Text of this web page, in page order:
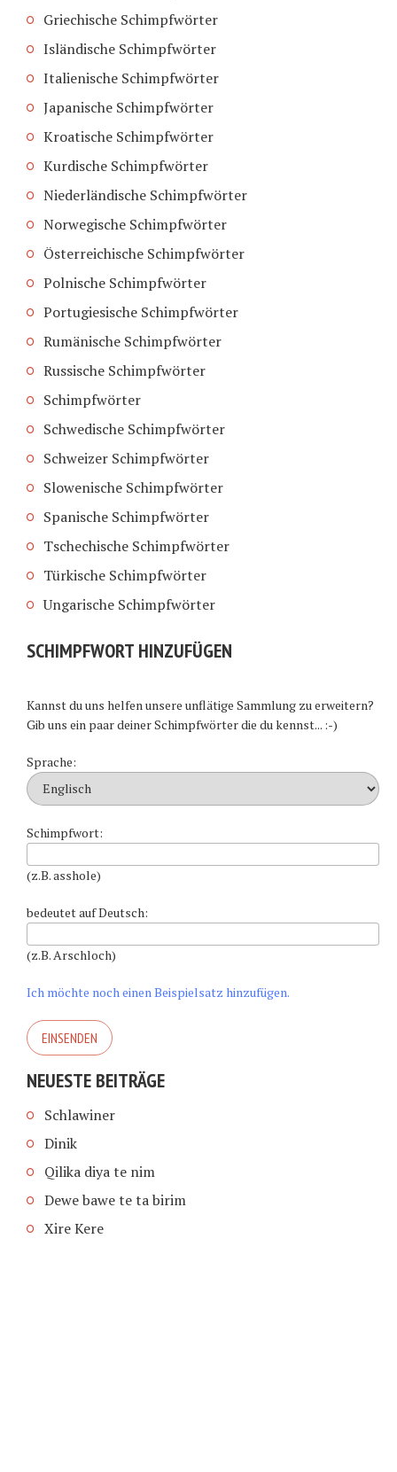
Griechische Schimpfwörter
Isländische Schimpfwörter
Italienische Schimpfwörter
Japanische Schimpfwörter
Kroatische Schimpfwörter
Kurdische Schimpfwörter
Niederländische Schimpfwörter
Norwegische Schimpfwörter
Österreichische Schimpfwörter
Polnische Schimpfwörter
Portugiesische Schimpfwörter
Rumänische Schimpfwörter
Russische Schimpfwörter
Schimpfwörter
Schwedische Schimpfwörter
Schweizer Schimpfwörter
Slowenische Schimpfwörter
Spanische Schimpfwörter
Tschechische Schimpfwörter
Türkische Schimpfwörter
Ungarische Schimpfwörter
SCHIMPFWORT HINZUFÜGEN
Kannst du uns helfen unsere unflätige Sammlung zu erweitern?
Gib uns ein paar deiner Schimpfwörter die du kennst... :-)
Sprache:
Schimpfwort:
(z.B. asshole)
bedeutet auf Deutsch:
(z.B. Arschloch)
Ich möchte noch einen Beispielsatz hinzufügen.
NEUESTE BEITRÄGE
Schlawiner
Dinik
Qilika diya te nim
Dewe bawe te ta birim
Xire Kere